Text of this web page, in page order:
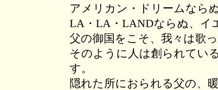
アメリカン・ドリームなら
LA・LA・LANDならぬ、イ
父の御国をこそ、我々は歌
そのように人は創られてい
す。
隠れた所におられる父の、